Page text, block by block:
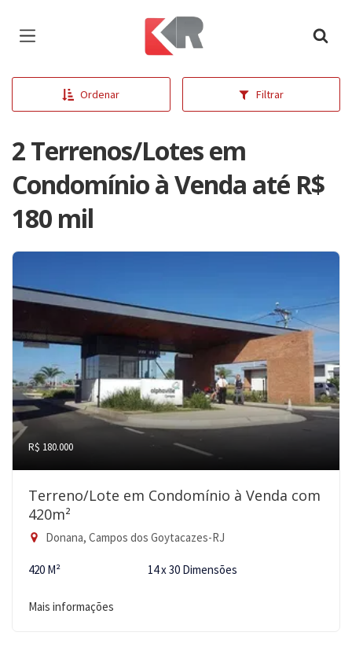
Página inicial
Ordenar Filtrar
2 Terrenos/Lotes em
Condomínio à Venda até R$
180 mil
R$ 180.000
Terreno/Lote em Condomínio à Venda com
420m²
Donana, Campos dos Goytacazes-RJ
420 M² 14 x 30 Dimensões
Mais informações